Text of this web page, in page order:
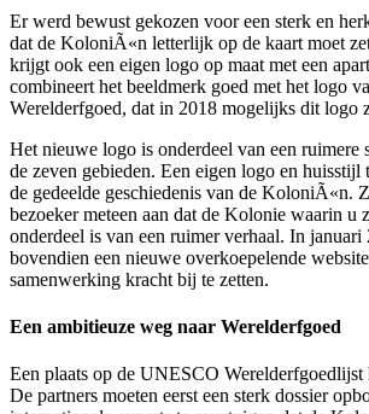
Er werd bewust gekozen voor een sterk en
dat de KoloniÃ«n letterlijk op de kaart moet
krijgt ook een eigen logo op maat met een
combineert het beeldmerk goed met het logo
Werelderfgoed, dat in 2018 mogelijks dit logo
Het nieuwe logo is onderdeel van een ruimere
de zeven gebieden. Een eigen logo en huisstijl
de gedeelde geschiedenis van de KoloniÃ«n.
bezoeker meteen aan dat de Kolonie waarin u
onderdeel is van een ruimer verhaal. In
bovendien een nieuwe overkoepelende
samenwerking kracht bij te zetten.
Een ambitieuze weg naar Werelderfgoed
Een plaats op de UNESCO Werelderfgoedlijst
De partners moeten eerst een sterk dossier